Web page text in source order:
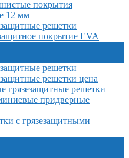
покрытия
12 мм
решетки
покрытие EVA
решетки
решетки цена
грязезащитные решетки
придверные
с грязезащитными